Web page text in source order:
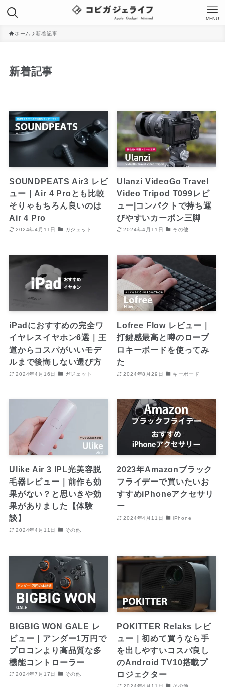
MENU
ホーム 新着記事
新着記事
SOUNDPEATS Air3 レビ
ュー｜Air 4 Proとも比較
そりゃもちろん良いのは
Air 4 Pro
2024年4月11日 ガジェット
Ulanzi VideoGo Travel
Video Tripod T099レビ
ュー|コンパクトで持ち運
びやすいカーボン三脚
2024年4月11日 その他
iPadにおすすめの完全ワ
イヤレスイヤホン6選｜王
道からコスパがいいモデ
ルまで後悔しない選び方
2024年4月16日 ガジェット
Lofree Flow レビュー｜
打鍵感最高と噂のロープ
ロキーボードを使ってみ
た
2024年8月29日 キーボード
Ulike Air 3 IPL光美容脱
毛器レビュー｜前作も効
果がない？と思いきや効
果がありました【体験
談】
2024年4月11日 その他
2023年Amazonブラック
フライデーで買いたいお
すすめiPhoneアクセサリ
ー
2024年4月11日 iPhone
BIGBIG WON GALE レ
ビュー｜アンダー1万円で
プロコンより高品質な多
機能コントローラー
2024年7月17日 その他
POKITTER Relaks レビ
ュー｜初めて買うなら手
を出しやすいコスパ良し
のAndroid TV10搭載プ
ロジェクター